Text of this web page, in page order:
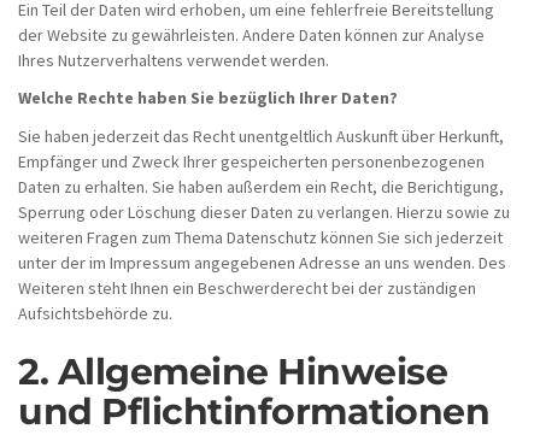
Ein Teil der Daten wird erhoben, um eine fehlerfreie Bereitstellung
der Website zu gewährleisten. Andere Daten können zur Analyse
Ihres Nutzerverhaltens verwendet werden.
Welche Rechte haben Sie bezüglich Ihrer Daten?
Sie haben jederzeit das Recht unentgeltlich Auskunft über Herkunft,
Empfänger und Zweck Ihrer gespeicherten personenbezogenen
Daten zu erhalten. Sie haben außerdem ein Recht, die Berichtigung,
Sperrung oder Löschung dieser Daten zu verlangen. Hierzu sowie zu
weiteren Fragen zum Thema Datenschutz können Sie sich jederzeit
unter der im Impressum angegebenen Adresse an uns wenden. Des
Weiteren steht Ihnen ein Beschwerderecht bei der zuständigen
Aufsichtsbehörde zu.
2. Allgemeine Hinweise
und Pflichtinformationen